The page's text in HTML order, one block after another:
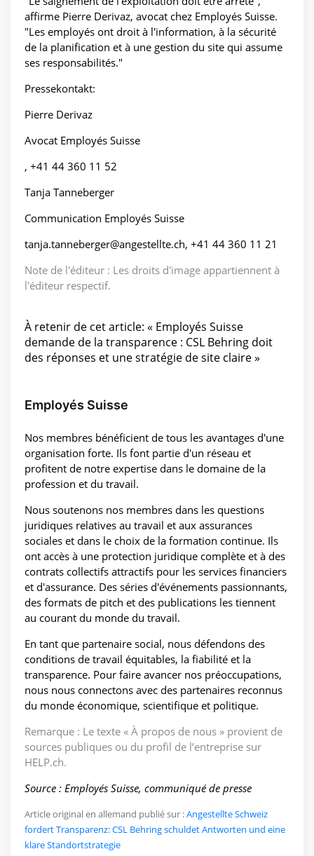
affirme Pierre Derivaz, avocat chez Employés Suisse.
"Les employés ont droit à l'information, à la sécurité
de la planification et à une gestion du site qui assume
ses responsabilités."
Pressekontakt:
Pierre Derivaz
Avocat Employés Suisse
, +41 44 360 11 52
Tanja Tanneberger
Communication Employés Suisse
tanja.tanneberger@angestellte.ch, +41 44 360 11 21
Note de l'éditeur : Les droits d'image appartiennent à
l'éditeur respectif.
À retenir de cet article: « Employés Suisse
demande de la transparence : CSL Behring doit
des réponses et une stratégie de site claire »
Employés Suisse
Nos membres bénéficient de tous les avantages d'une
organisation forte. Ils font partie d'un réseau et
profitent de notre expertise dans le domaine de la
profession et du travail.
Nous soutenons nos membres dans les questions
juridiques relatives au travail et aux assurances
sociales et dans le choix de la formation continue. Ils
ont accès à une protection juridique complète et à des
contrats collectifs attractifs pour les services financiers
et d'assurance. Des séries d'événements passionnants,
des formats de pitch et des publications les tiennent
au courant du monde du travail.
En tant que partenaire social, nous défendons des
conditions de travail équitables, la fiabilité et la
transparence. Pour faire avancer nos préoccupations,
nous nous connectons avec des partenaires reconnus
du monde économique, scientifique et politique.
Remarque : Le texte « À propos de nous » provient de
sources publiques ou du profil de l’entreprise sur
HELP.ch.
Source : Employés Suisse, communiqué de presse
Article original en allemand publié sur :Angestellte Schweiz
fordert Transparenz: CSL Behring schuldet Antworten und eine
klare Standortstrategie